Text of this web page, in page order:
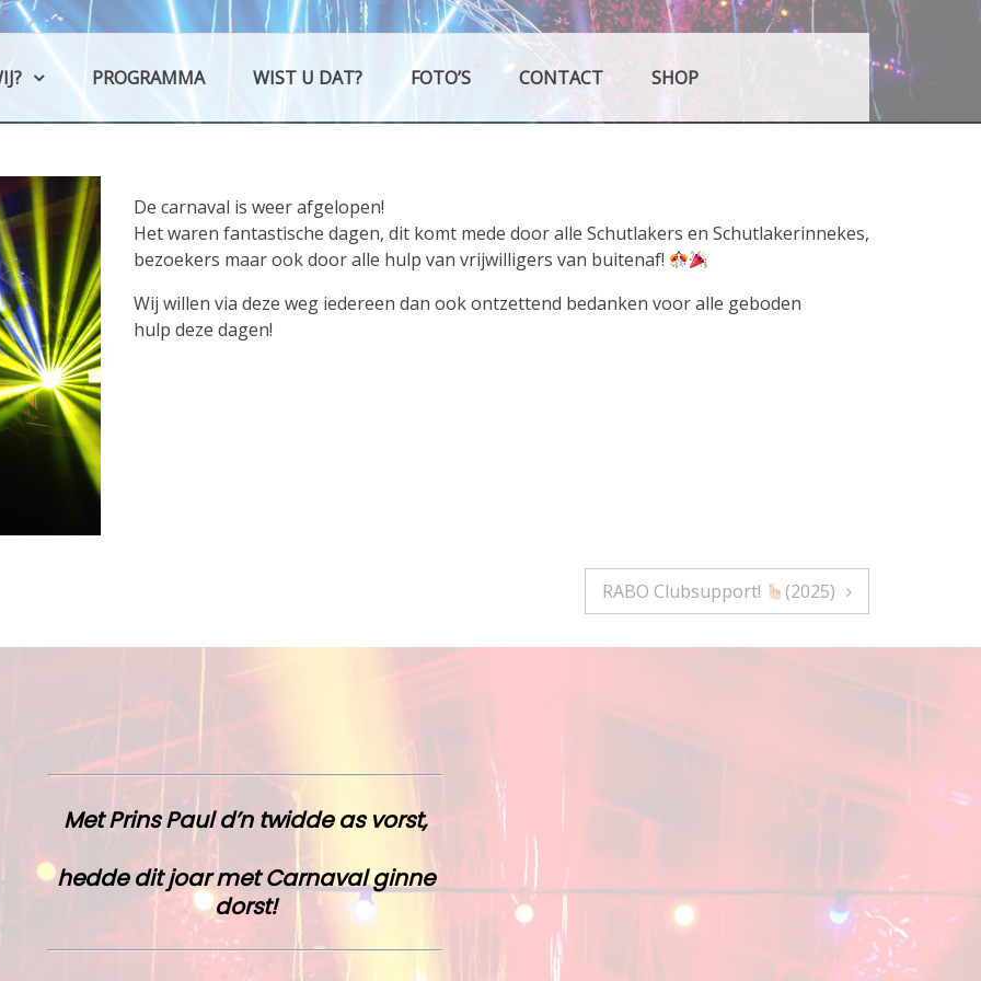
Schutlaken Dreumel
C.v. 't Schutlaken
PROGRAMMA WIST U DAT? FOTO’S CONTACT SHOP
De carnaval is weer afgelopen!
Het waren fantastische dagen, dit komt mede door alle Schutlakers en Schutlakerinnekes,
bezoekers maar ook door alle hulp van vrijwilligers van buitenaf!
Wij willen via deze weg iedereen dan ook ontzettend bedanken voor alle geboden
hulp deze dagen!
RABO Clubsupport! (2025)
Met Prins Paul d’n twidde as vorst,
hedde dit joar met Carnaval ginne
dorst!